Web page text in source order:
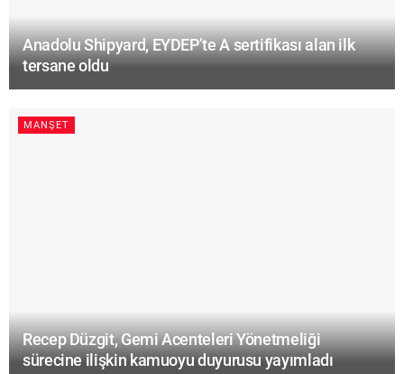
Anadolu Shipyard, EYDEP’te A sertifikası alan ilk
tersane oldu
MANŞET
Recep Düzgit, Gemi Acenteleri Yönetmeliği
sürecine ilişkin kamuoyu duyurusu yayımladı